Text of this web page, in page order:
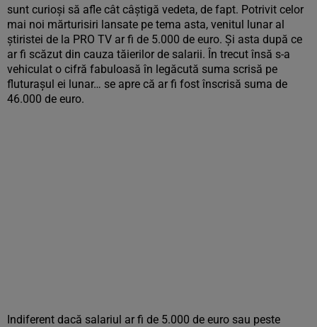
sunt curioși să afle cât câștigă vedeta, de fapt. Potrivit celor
mai noi mărturisiri lansate pe tema asta, venitul lunar al
știristei de la PRO TV ar fi de 5.000 de euro. Și asta după ce
ar fi scăzut din cauza tăierilor de salarii. În trecut însă s-a
vehiculat o cifră fabuloasă în legăcută suma scrisă pe
fluturașul ei lunar… se apre că ar fi fost înscrisă suma de
46.000 de euro.
Indiferent dacă salariul ar fi de 5.000 de euro sau peste